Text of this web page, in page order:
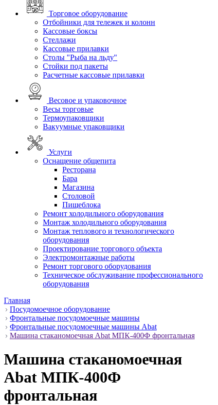
Торговое оборудование
Отбойники для тележек и колонн
Кассовые боксы
Стеллажи
Кассовые прилавки
Столы "Рыба на льду"
Стойки под пакеты
Расчетные кассовые прилавки
Весовое и упаковочное
Весы торговые
Термоупаковщики
Вакуумные упаковщики
Услуги
Оснащение общепита
Ресторана
Бара
Магазина
Столовой
Пищеблока
Ремонт холодильного оборудования
Монтаж холодильного оборудования
Монтаж теплового и технологического
оборудования
Проектирование торгового объекта
Электромонтажные работы
Ремонт торгового оборудования
Техническое обслуживание профессионального
оборудования
Главная
Посудомоечное оборудование
Фронтальные посудомоечные машины
Фронтальные посудомоечные машины Abat
Машина стаканомоечная Abat МПК-400Ф фронтальная
Машина стаканомоечная
Abat МПК-400Ф
фронтальная